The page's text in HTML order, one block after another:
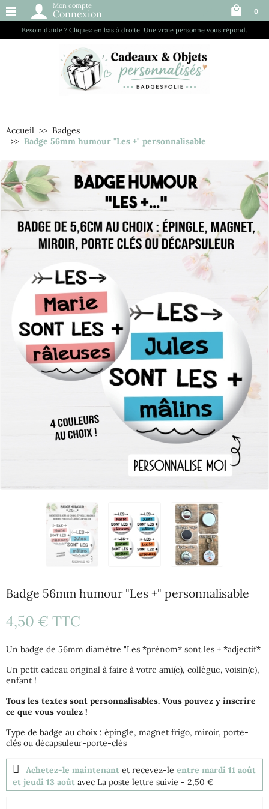
Besoin d’aide ? Cliquez en bas à droite. Une vraie personne vous répond.
Mon compte
Connexion 0
Accueil
Badges
Badge 56mm humour "Les +" personnalisable
Badge 56mm humour "Les +" personnalisable
4,50 € TTC
Un badge de 56mm diamètre "Les *prénom* sont les + *adjectif*
Un petit cadeau original à faire à votre ami(e), collègue, voisin(e),
enfant !
Tous les textes sont personnalisables. Vous pouvez y inscrire
ce que vous voulez !
Type de badge au choix : épingle, magnet frigo, miroir, porte-
clés ou décapsuleur-porte-clés
Achetez-le maintenant et recevez-le entre mardi 11 août
et jeudi 13 août avec La poste lettre suivie - 2,50 €